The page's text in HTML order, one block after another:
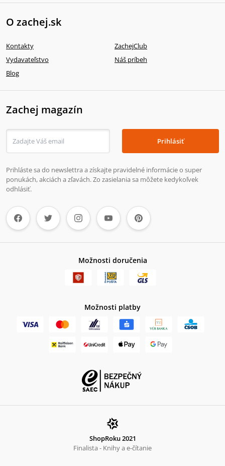
O zachej.sk
Kontakty
ZachejClub
Vydavateľstvo
Náš príbeh
Blog
Zachej magazín
Prihlásiť
Prihláste sa do newslettra a získajte pravidelné informácie o super
ponukách, akciách a zľavách. Zo zasielania sa môžete kedykoľvek
odhlásiť.
Možnosti doručenia
Možnosti platby
ShopRoku 2021
Finalista - Knihy a e-čítanie